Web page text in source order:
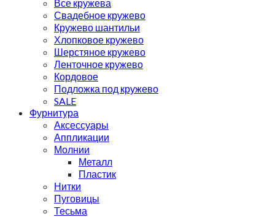
Все кружева
Свадебное кружево
Кружево шантильи
Хлопковое кружево
Шерстяное кружево
Ленточное кружево
Кордовое
Подложка под кружево
SALE
Фурнитура
Аксессуары
Аппликации
Молнии
Металл
Пластик
Нитки
Пуговицы
Тесьма